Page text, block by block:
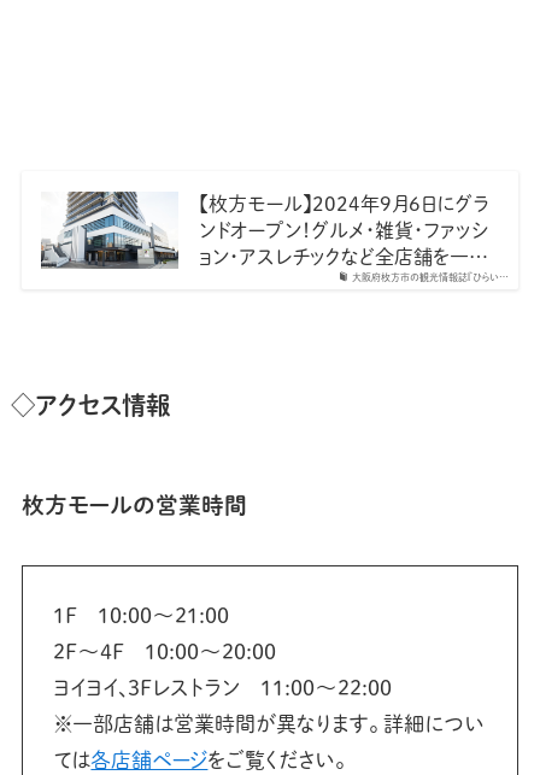
大阪府枚方市の観光情報誌『ひらい…
【枚方モール】2024年9月6日にグラ
ンドオープン！グルメ・雑貨・ファッシ
ョン・アスレチックなど全店舗を一…
◇アクセス情報
枚方モールの営業時間
1F 10:00～21:00
2F～4F 10:00～20:00
ヨイヨイ、3Fレストラン 11:00～22:00
※一部店舗は営業時間が異なります。 詳細につい
ては各店舗ページをご覧ください。